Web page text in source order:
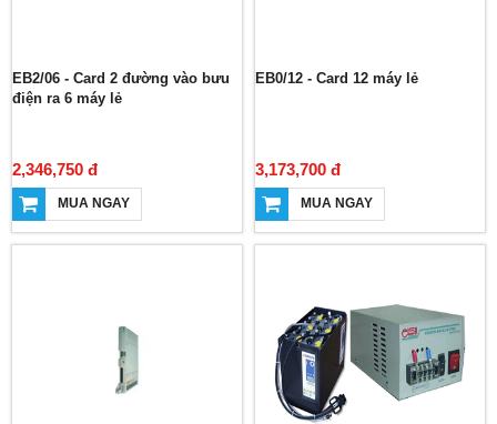
EB2/06 - Card 2 đường vào bưu
điện ra 6 máy lẻ
2,346,750 đ
MUA NGAY
EB0/12 - Card 12 máy lẻ
3,173,700 đ
MUA NGAY